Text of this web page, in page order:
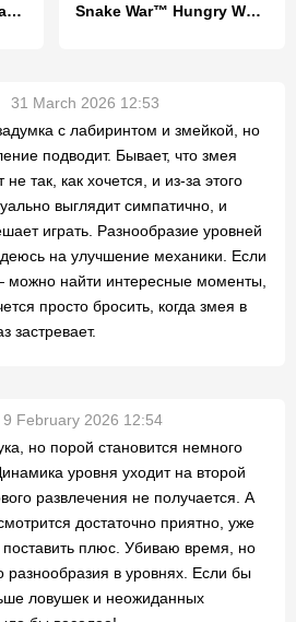
Snake Rivals - Fun Snake Game Snake War™ Hungry Worm.io Game
31 March 2026 12:53
с лабиринтом и змейкой, но
подводит. Бывает, что змея
не так, как хочется, и из-за этого
выглядит симпатично, и
играть. Разнообразие уровней
на улучшение механики. Если
можно найти интересные моменты,
просто бросить, когда змея в
застревает.
9 February 2026 12:54
но порой становится немного
уровня уходит на второй
развлечения не получается. А
достаточно приятно, уже
плюс. Убиваю время, но
разнообразия в уровнях. Если бы
ловушек и неожиданных